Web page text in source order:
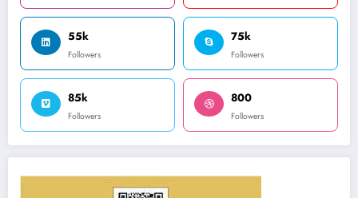
55k
Followers
75k
Followers
85k
Followers
800
Followers